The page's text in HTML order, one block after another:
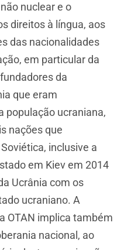
nuclear e o
direitos à língua, aos
das nacionalidades
em particular da
da
que eram
população ucraniana,
nações que
inclusive a
em Kiev em 2014
Ucrânia com os
ucraniano. A
OTAN implica também
nacional, ao